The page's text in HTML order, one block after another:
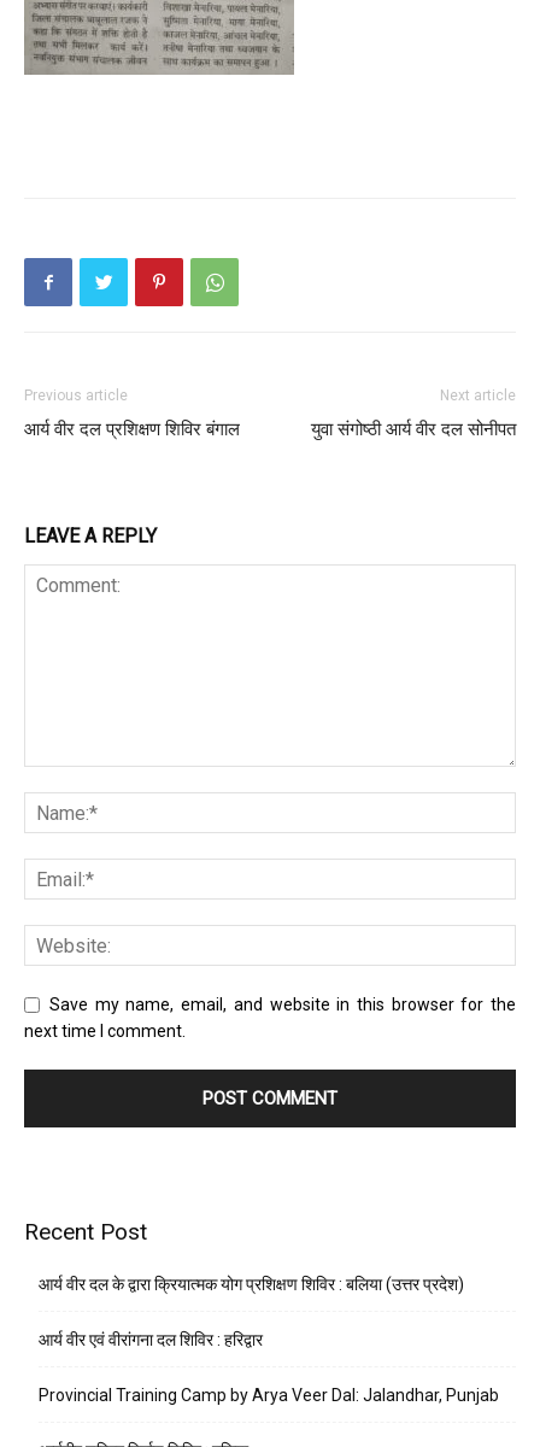
Previous article
आर्य वीर दल प्रशिक्षण शिविर बंगाल
Next article
युवा संगोष्ठी आर्य वीर दल सोनीपत
LEAVE A REPLY
Save my name, email, and website in this browser for the
next time I comment.
Recent Post
आर्य वीर दल के द्वारा क्रियात्मक योग प्रशिक्षण शिविर : बलिया (उत्तर प्रदेश)
आर्य वीर एवं वीरांगना दल शिविर : हरिद्वार
Provincial Training Camp by Arya Veer Dal: Jalandhar, Punjab